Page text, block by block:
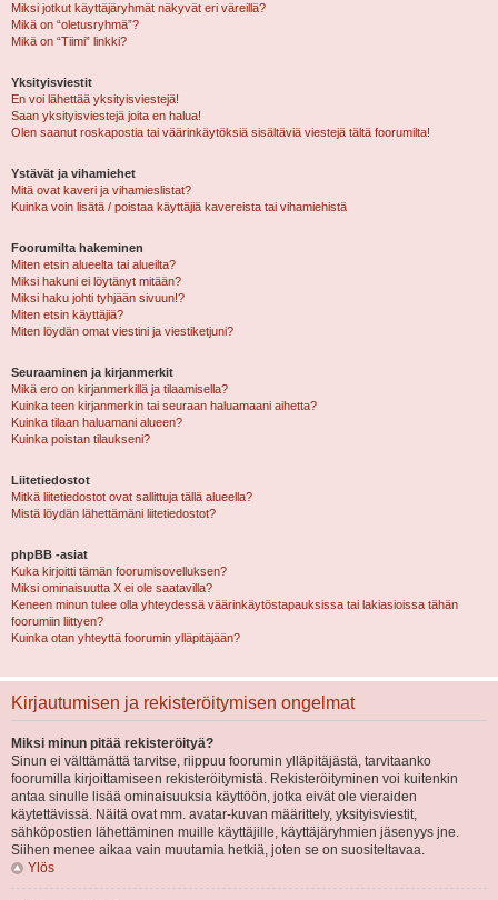
Miksi jotkut käyttäjäryhmät näkyvät eri väreillä?
Mikä on “oletusryhmä”?
Mikä on “Tiimi” linkki?
Yksityisviestit
En voi lähettää yksityisviestejä!
Saan yksityisviestejä joita en halua!
Olen saanut roskapostia tai väärinkäytöksiä sisältäviä viestejä tältä foorumilta!
Ystävät ja vihamiehet
Mitä ovat kaveri ja vihamieslistat?
Kuinka voin lisätä / poistaa käyttäjiä kavereista tai vihamiehistä
Foorumilta hakeminen
Miten etsin alueelta tai alueilta?
Miksi hakuni ei löytänyt mitään?
Miksi haku johti tyhjään sivuun!?
Miten etsin käyttäjiä?
Miten löydän omat viestini ja viestiketjuni?
Seuraaminen ja kirjanmerkit
Mikä ero on kirjanmerkillä ja tilaamisella?
Kuinka teen kirjanmerkin tai seuraan haluamaani aihetta?
Kuinka tilaan haluamani alueen?
Kuinka poistan tilaukseni?
Liitetiedostot
Mitkä liitetiedostot ovat sallittuja tällä alueella?
Mistä löydän lähettämäni liitetiedostot?
phpBB -asiat
Kuka kirjoitti tämän foorumisovelluksen?
Miksi ominaisuutta X ei ole saatavilla?
Keneen minun tulee olla yhteydessä väärinkäytöstapauksissa tai lakiasioissa tähän
foorumiin liittyen?
Kuinka otan yhteyttä foorumin ylläpitäjään?
Kirjautumisen ja rekisteröitymisen ongelmat
Miksi minun pitää rekisteröityä?
Sinun ei välttämättä tarvitse, riippuu foorumin ylläpitäjästä, tarvitaanko
foorumilla kirjoittamiseen rekisteröitymistä. Rekisteröityminen voi kuitenkin
antaa sinulle lisää ominaisuuksia käyttöön, jotka eivät ole vieraiden
käytettävissä. Näitä ovat mm. avatar-kuvan määrittely, yksityisviestit,
sähköpostien lähettäminen muille käyttäjille, käyttäjäryhmien jäsenyys jne.
Siihen menee aikaa vain muutamia hetkiä, joten se on suositeltavaa.
Ylös